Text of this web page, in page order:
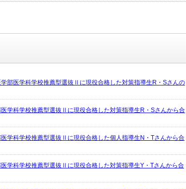
学部医学科学校推薦型選抜Ⅱに現役合格した対策指導生R・Sさんの
医学科学校推薦型選抜Ⅱに現役合格した対策指導生R・Sさんから合
医学科学校推薦型選抜Ⅱに現役合格した個人指導生N・Tさんから合
医学科学校推薦型選抜Ⅱに現役合格した対策指導生Y・Tさんから合